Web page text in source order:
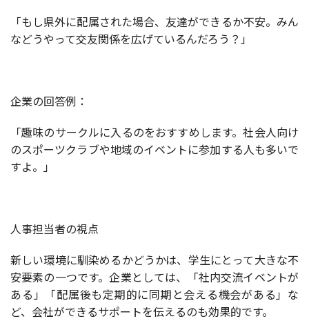
「もし県外に配属された場合、友達ができるか不安。みん
などうやって交友関係を広げているんだろう？」
企業の回答例：
「趣味のサークルに入るのをおすすめします。社会人向け
のスポーツクラブや地域のイベントに参加する人も多いで
すよ。」
人事担当者の視点
新しい環境に馴染めるかどうかは、学生にとって大きな不
安要素の一つです。企業としては、「社内交流イベントが
ある」「配属後も定期的に同期と会える機会がある」な
ど、会社ができるサポートを伝えるのも効果的です。